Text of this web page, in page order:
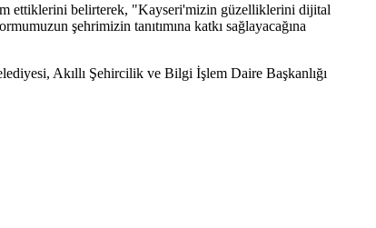
ettiklerini belirterek, "Kayseri'mizin güzelliklerini dijital
şehrimizin tanıtımına katkı sağlayacağına
Akıllı Şehircilik ve Bilgi İşlem Daire Başkanlığı